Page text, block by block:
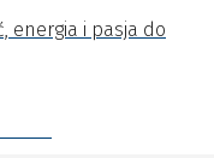
energia i pasja do